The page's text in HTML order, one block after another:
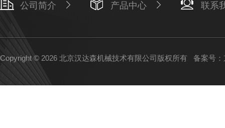
公司简介 产品中心 联系
Copyright © 2026 北京汉达森机械技术有限公司版权所有 备案号：